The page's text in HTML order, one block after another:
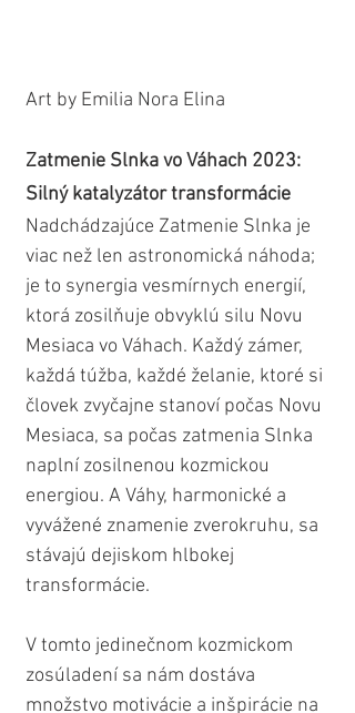
Art by Emilia Nora Elina
Zatmenie Slnka vo Váhach 2023:
Silný katalyzátor transformácie
Nadchádzajúce Zatmenie Slnka je
viac než len astronomická náhoda;
je to synergia vesmírnych energií,
ktorá zosilňuje obvyklú silu Novu
Mesiaca vo Váhach. Každý zámer,
každá túžba, každé želanie, ktoré si
človek zvyčajne stanoví počas Novu
Mesiaca, sa počas zatmenia Slnka
naplní zosilnenou kozmickou
energiou. A Váhy, harmonické a
vyvážené znamenie zverokruhu, sa
stávajú dejiskom hlbokej
transformácie.
V tomto jedinečnom kozmickom
zosúladení sa nám dostáva
množstvo motivácie a inšpirácie na